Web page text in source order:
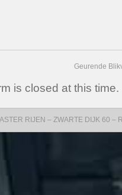
Geurende
is closed at this time.
RIJEN – ZWARTE DIJK 60 –